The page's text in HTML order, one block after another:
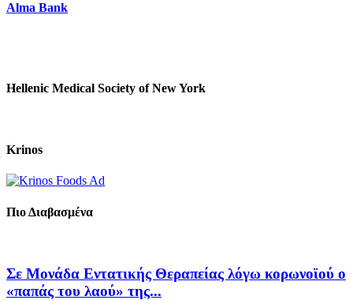
Alma Bank
Hellenic Medical Society of New York
Krinos
Πιο Διαβασμένα
Σε Μονάδα Εντατικής Θεραπείας λόγω κορωνοϊού ο
«παπάς του λαού» της...